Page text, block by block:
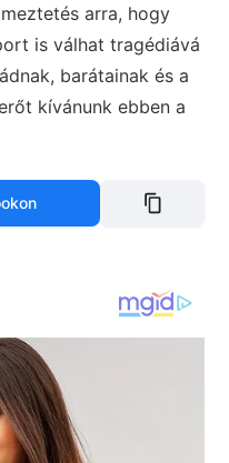
arra, hogy
is válhat tragédiává
barátainak és a
kívánunk ebben a